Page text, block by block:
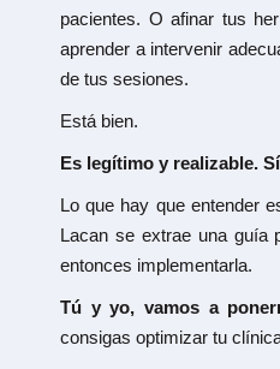
pacientes. O afinar tus
aprender a intervenir
de tus sesiones.
Está bien.
Es legítimo y realizable.
Lo que hay que entender
Lacan se extrae una guía
entonces implementarla.
Tú y yo, vamos a
consigas optimizar tu